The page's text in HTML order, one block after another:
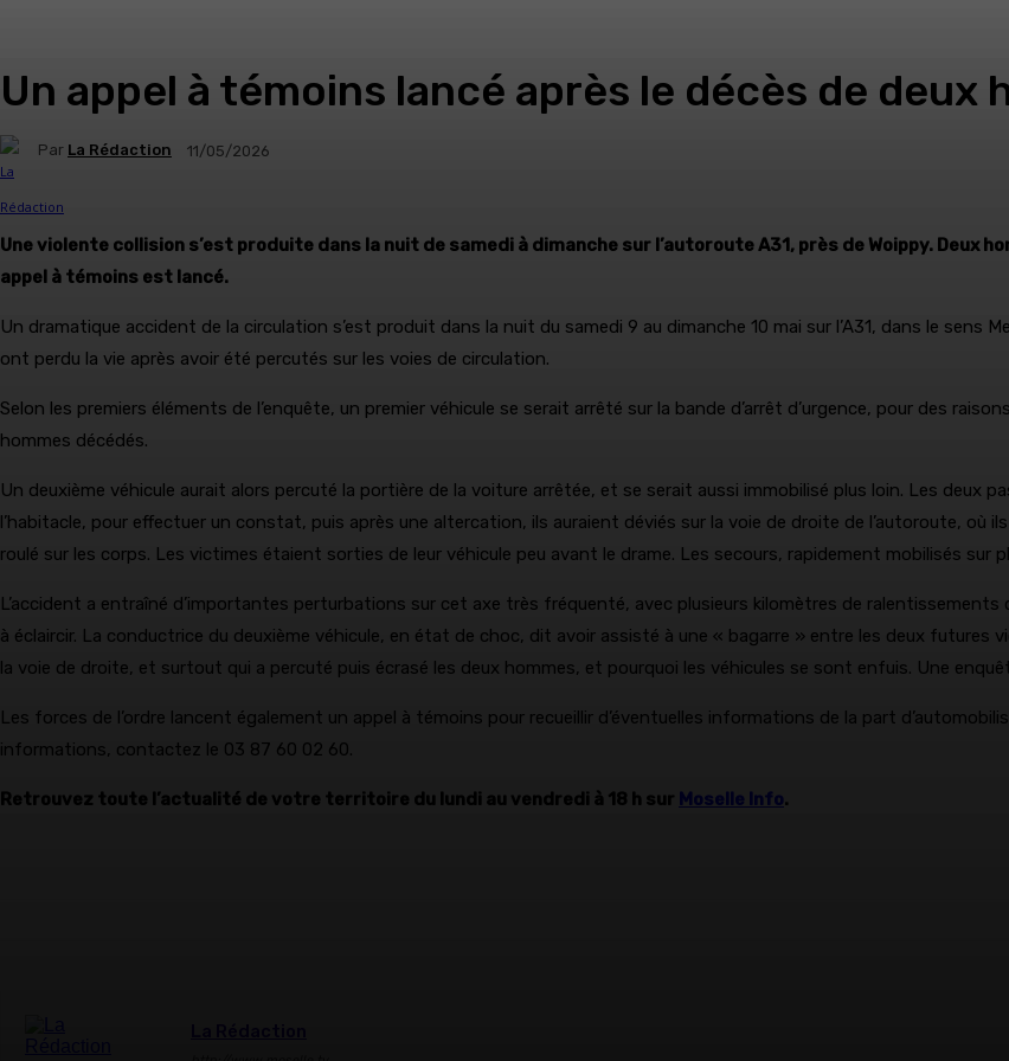
Un appel à témoins lancé après le décès de deux
Par La Rédaction 11/05/2026
Une violente collision s’est produite dans la nuit de samedi à dimanche sur l’autoroute A31, près de Woippy. Deux
appel à témoins est lancé.
Un dramatique accident de la circulation s’est produit dans la nuit du samedi 9 au dimanche 10 mai sur l’A31, dans le sens
ont perdu la vie après avoir été percutés sur les voies de circulation.
Selon les premiers éléments de l’enquête, un premier véhicule se serait arrêté sur la bande d’arrêt d’urgence, pour des
hommes décédés.
Un deuxième véhicule aurait alors percuté la portière de la voiture arrêtée, et se serait aussi immobilisé plus loin. Les deux
l’habitacle, pour effectuer un constat, puis après une altercation, ils auraient déviés sur la voie de droite de l’autoroute, où
roulé sur les corps. Les victimes étaient sorties de leur véhicule peu avant le drame. Les secours, rapidement mobilisés sur
L’accident a entraîné d’importantes perturbations sur cet axe très fréquenté, avec plusieurs kilomètres de
à éclaircir. La conductrice du deuxième véhicule, en état de choc, dit avoir assisté à une « bagarre » entre les deux
la voie de droite, et surtout qui a percuté puis écrasé les deux hommes, et pourquoi les véhicules se sont enfuis. Une
Les forces de l’ordre lancent également un appel à témoins pour recueillir d’éventuelles informations de la part
informations, contactez le 03 87 60 02 60.
Retrouvez toute l’actualité de votre territoire du lundi au vendredi à 18 h sur Moselle Info.